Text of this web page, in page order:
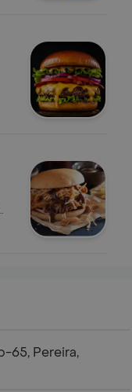
65, Pereira,